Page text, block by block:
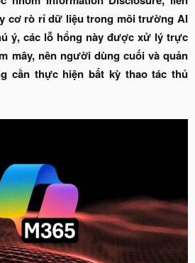
cơ rò rỉ dữ liệu trong môi trường AI
ý, các lỗ hổng này được xử lý trực
mây, nên người dùng cuối và quản
cần thực hiện bất kỳ thao tác thủ